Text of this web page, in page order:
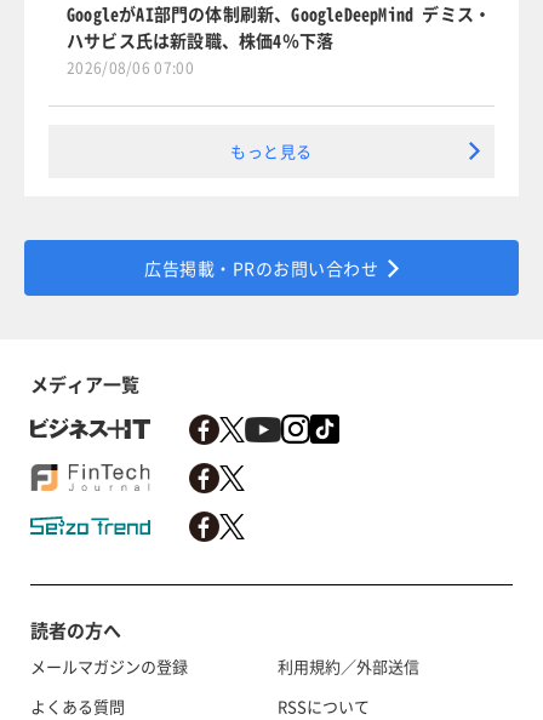
GoogleがAI部門の体制刷新、GoogleDeepMind デミス・
ハサビス氏は新設職、株価4％下落
2026/08/06 07:00
もっと見る
広告掲載・PRのお問い合わせ
メディア一覧
読者の方へ
メールマガジンの登録
よくある質問
利用規約／外部送信
RSSについて